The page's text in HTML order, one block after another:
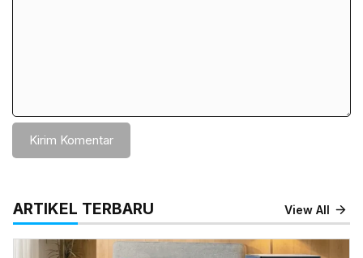
ARTIKEL TERBARU View All